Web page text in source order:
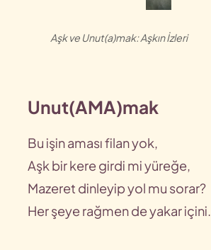
Aşk ve Unut(a)mak: Aşkın İzleri
Unut(AMA)mak
Bu işin aması filan yok,
Aşk bir kere girdi mi yüreğe,
Mazeret dinleyip yol mu sorar?
Her şeye rağmen de yakar içini.